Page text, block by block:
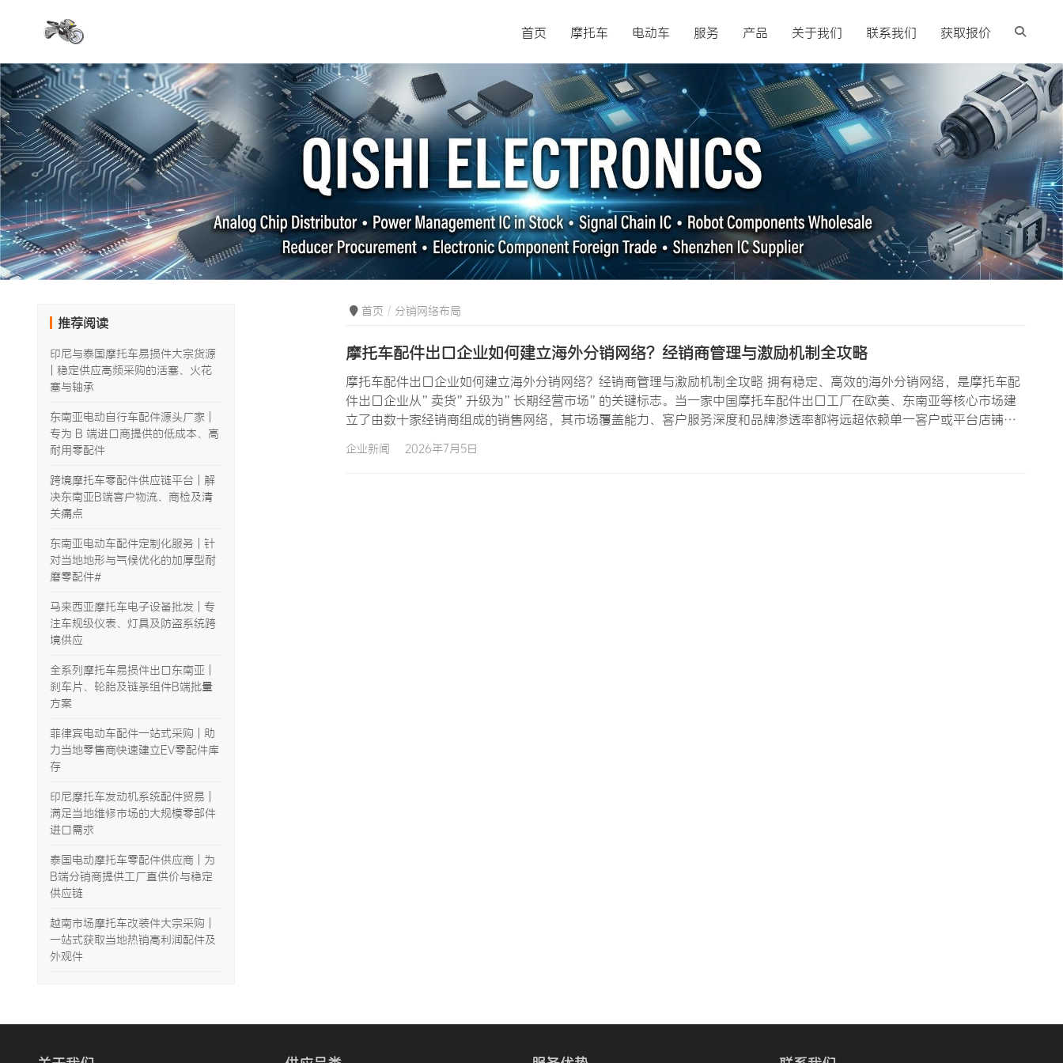
首页 摩托车 电动车 服务 产品 关于我们 联系我们 获取报价
首页 分销网络布局
摩托车配件出口企业如何建立海外分销网络？经销商管理与激励机制全攻略
摩托车配件出口企业如何建立海外分销网络？经销商管理与激励机制全攻略 拥有稳定、高效的海外分销网络，是摩托车配
件出口企业从”卖货”升级为”长期经营市场”的关键标志。当一家中国摩托车配件出口工厂在欧美、东南亚等核心市场建
立了由数十家经销商组成的销售网络，其市场覆盖能力、客户服务深度和品牌渗透率都将远超依赖单一客户或平台店铺的
企业新闻 2026年7月5日
推荐阅读
印尼与泰国摩托车易损件大宗货源
| 稳定供应高频采购的活塞、火花
塞与轴承
东南亚电动自行车配件源头厂家 |
专为 B 端进口商提供的低成本、高
耐用零配件
跨境摩托车零配件供应链平台 | 解
决东南亚B端客户物流、商检及清
关痛点
东南亚电动车配件定制化服务 | 针
对当地地形与气候优化的加厚型耐
磨零配件#
马来西亚摩托车电子设备批发 | 专
注车规级仪表、灯具及防盗系统跨
境供应
全系列摩托车易损件出口东南亚 |
刹车片、轮胎及链条组件B端批量
方案
菲律宾电动车配件一站式采购 | 助
力当地零售商快速建立EV零配件库
存
印尼摩托车发动机系统配件贸易 |
满足当地维修市场的大规模零部件
进口需求
泰国电动摩托车零配件供应商 | 为
B端分销商提供工厂直供价与稳定
供应链
越南市场摩托车改装件大宗采购 |
一站式获取当地热销高利润配件及
外观件